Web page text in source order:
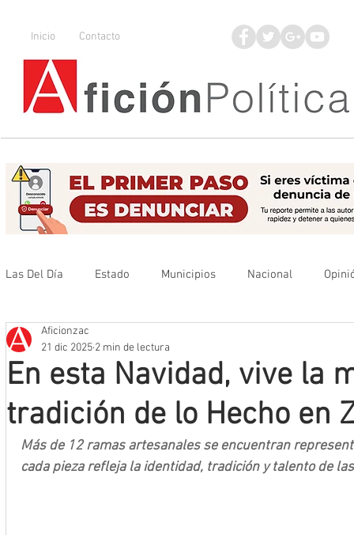
Inicio Contacto
Las Del Día Estado Municipios Nacional
Que no se olvide
Mineros LNBP
En esta Navidad, vive la
tradición de lo Hecho en
Aficionzac
21 dic 2025 2 min de lectura
Más de 12 ramas artesanales se encuentran
cada pieza refleja la identidad, tradición y talento de